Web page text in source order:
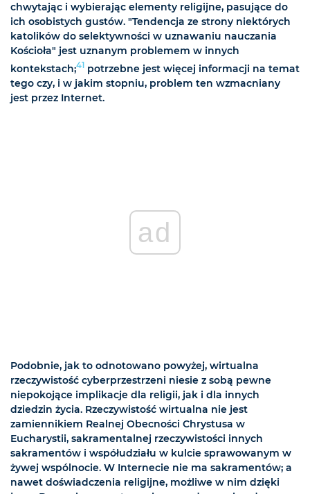
chwytając i wybierając elementy religijne, pasujące do
ich osobistych gustów. "Tendencja ze strony niektórych
katolików do selektywności w uznawaniu nauczania
Kościoła" jest uznanym problemem w innych
kontekstach;41 potrzebne jest więcej informacji na temat
tego czy, i w jakim stopniu, problem ten wzmacniany
jest przez Internet.
ad
Podobnie, jak to odnotowano powyżej, wirtualna
rzeczywistość cyberprzestrzeni niesie z sobą pewne
niepokojące implikacje dla religii, jak i dla innych
dziedzin życia. Rzeczywistość wirtualna nie jest
zamiennikiem Realnej Obecności Chrystusa w
Eucharystii, sakramentalnej rzeczywistości innych
sakramentów i współudziału w kulcie sprawowanym w
żywej wspólnocie. W Internecie nie ma sakramentów; a
nawet doświadczenia religijne, możliwe w nim dzięki